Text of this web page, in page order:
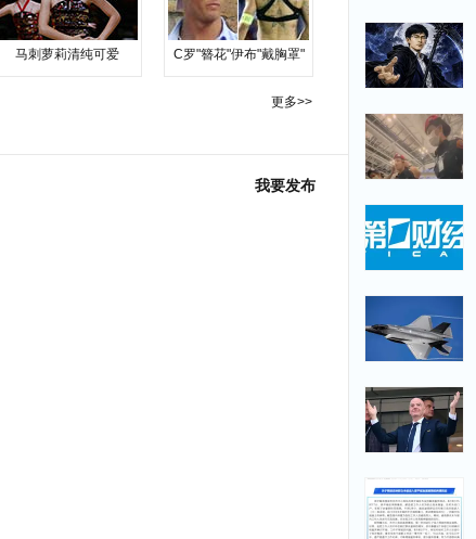
马刺萝莉清纯可爱 C罗"簪花"伊布"戴胸罩"
更多>>
我要发布